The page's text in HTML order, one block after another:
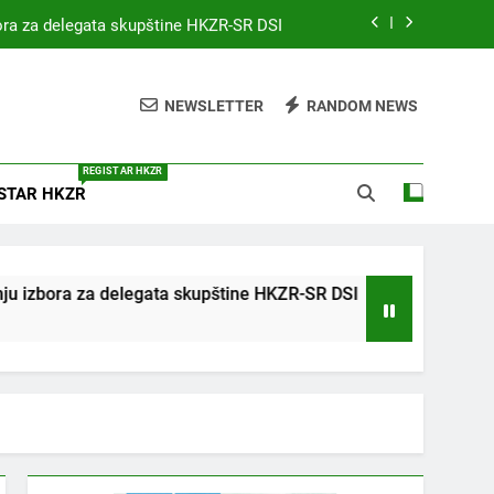
za delegata skupštine HKZR-SR DSI
s međunarodnim sudjelovanjem
NEWSLETTER RANDOM NEWS
HKZR
REGISTAR HKZR
za delegata skupštine HKZR-SR DSI